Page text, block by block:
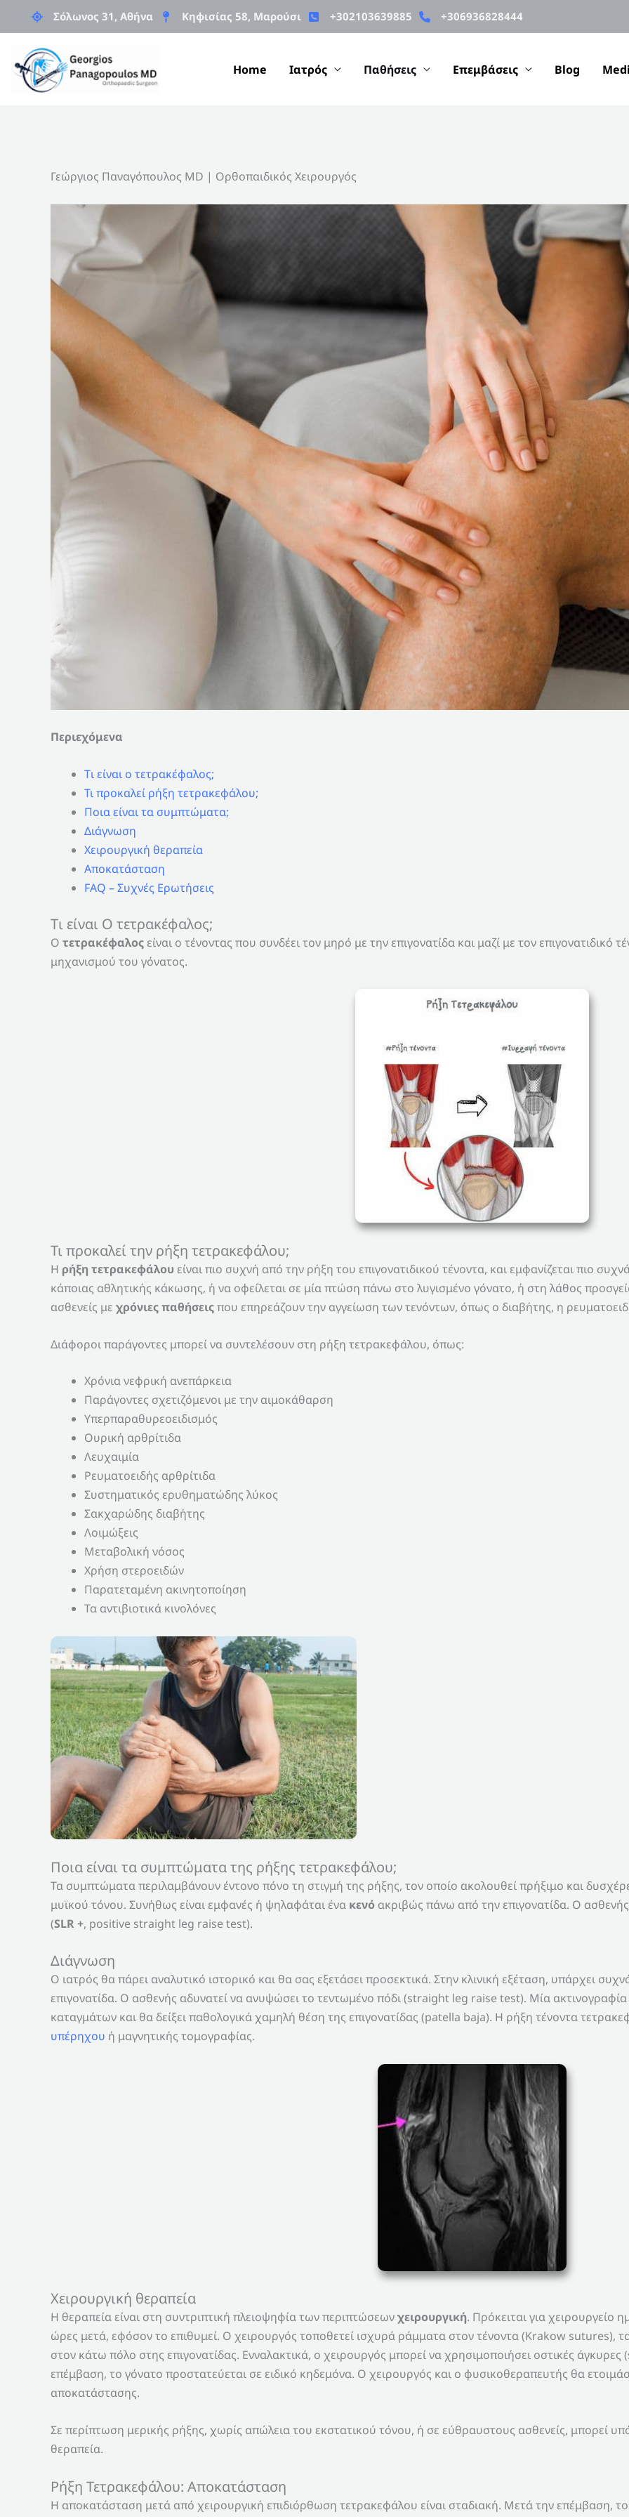
Μετάβαση
περιεχόμενο
Σόλωνος 31, Αθήνα Κηφισίας 58, Μαρούσι +302103639885 +306936828444
Home Ιατρός Παθήσεις Επεμβάσεις Blog
Γεώργιος Παναγόπουλος MD | Ορθοπαιδικός Χειρουργός
Περιεχόμενα
Tι είναι ο τετρακέφαλος;
Τι προκαλεί ρήξη τετρακεφάλου;
Ποια είναι τα συμπτώματα;
Διάγνωση
Χειρουργική θεραπεία
Αποκατάσταση
FAQ – Συχνές Ερωτήσεις
Tι είναι Ο τετρακέφαλος;
O τετρακέφαλοςείναι ο τένοντας που συνδέει τον μηρό με την επιγονατίδα και μαζί με τον επιγονατιδικό
μηχανισμού του γόνατος.
Τι προκαλεί την ρήξη τετρακεφάλου;
Η ρήξη τετρακεφάλουείναι πιο συχνή από την ρήξη του επιγονατιδικού τένοντα, και εμφανίζεται πιο
κάποιας αθλητικής κάκωσης, ή να οφείλεται σε μία πτώση πάνω στο λυγισμένο γόνατο, ή στη λάθος
ασθενείς με χρόνιες παθήσειςπου επηρεάζουν την αγγείωση των τενόντων, όπως ο διαβήτης, η
Διάφοροι παράγοντες μπορεί να συντελέσουν στη ρήξη τετρακεφάλου, όπως:
Χρόνια νεφρική ανεπάρκεια
Παράγοντες σχετιζόμενοι με την αιμοκάθαρση
Υπερπαραθυρεοειδισμός
Ουρική αρθρίτιδα
Λευχαιμία
Ρευματοειδής αρθρίτιδα
Συστηματικός ερυθηματώδης λύκος
Σακχαρώδης διαβήτης
Λοιμώξεις
Μεταβολική νόσος
Χρήση στεροειδών
Παρατεταμένη ακινητοποίηση
Τα αντιβιοτικά κινολόνες
Ποια είναι τα συμπτώματα της ρήξης τετρακεφάλου;
Τα συμπτώματα περιλαμβάνουν έντονο πόνο τη στιγμή της ρήξης, τον οποίο ακολουθεί πρήξιμο και
μυϊκού τόνου. Συνήθως είναι εμφανές ή ψηλαφάται ένα κενό ακριβώς πάνω από την επιγονατίδα. Ο
(SLR +, positive straight leg raise test).
Διάγνωση
Ο ιατρός θα πάρει αναλυτικό ιστορικό και θα σας εξετάσει προσεκτικά. Στην κλινική εξέταση, υπάρχει
επιγονατίδα. Ο ασθενής αδυνατεί να ανυψώσει το τεντωμένο πόδι (straight leg raise test). Μία
καταγμάτων και θα δείξει παθολογικά χαμηλή θέση της επιγονατίδας (patella baja). Η ρήξη τένοντα
υπέρηχου ή μαγνητικής τομογραφίας.
Χειρουργική θεραπεία
Η θεραπεία είναι στη συντριπτική πλειοψηφία των περιπτώσεωνχειρουργική. Πρόκειται για χειρουργείο
ώρες μετά, εφόσον το επιθυμεί. Ο χειρουργός τοποθετεί ισχυρά ράμματα στον τένοντα (Krakow sutures),
στον κάτω πόλο στης επιγονατίδας. Ενναλακτικά, ο χειρουργός μπορεί να χρησιμοποιήσει οστικές
επέμβαση, το γόνατο προστατεύεται σε ειδικό κηδεμόνα. Ο χειρουργός και ο φυσικοθεραπευτής θα
αποκατάστασης.
Σε περίπτωση μερικής ρήξης, χωρίς απώλεια του εκστατικού τόνου, ή σε εύθραυστους ασθενείς, μπορεί
θεραπεία.
Ρήξη Τετρακεφάλου: Αποκατάσταση
Η αποκατάσταση μετά από χειρουργική επιδιόρθωση τετρακεφάλου είναι σταδιακή. Μετά την επέμβαση, το